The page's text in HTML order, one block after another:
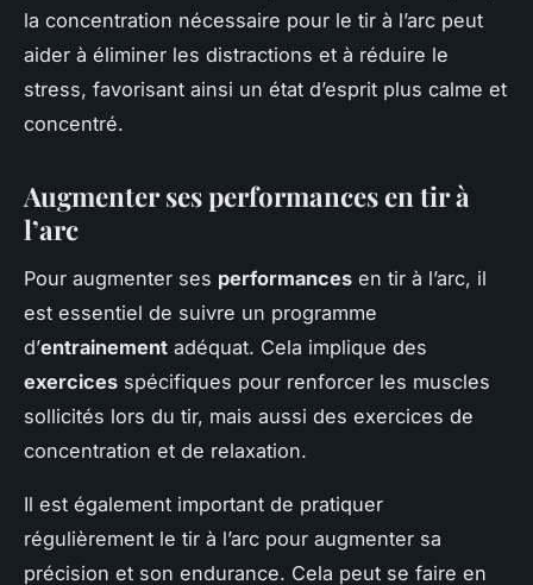
la concentration nécessaire pour le tir à l’arc peut
aider à éliminer les distractions et à réduire le
stress, favorisant ainsi un état d’esprit plus calme et
concentré.
Augmenter ses performances en tir à
l’arc
Pour augmenter ses performances en tir à l’arc, il
est essentiel de suivre un programme
d’entrainement adéquat. Cela implique des
exercices spécifiques pour renforcer les muscles
sollicités lors du tir, mais aussi des exercices de
concentration et de relaxation.
Il est également important de pratiquer
régulièrement le tir à l’arc pour augmenter sa
précision et son endurance. Cela peut se faire en